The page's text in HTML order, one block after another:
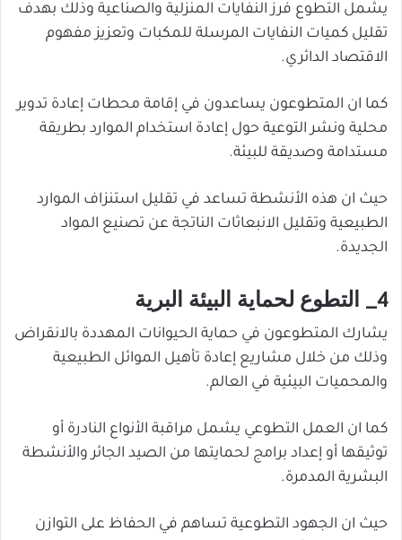
يشمل التطوع فرز النفايات المنزلية والصناعية وذلك بهدف
تقليل كميات النفايات المرسلة للمكبات وتعزيز مفهوم
الاقتصاد الدائري.
كما ان المتطوعون يساعدون في إقامة محطات إعادة تدوير
محلية ونشر التوعية حول إعادة استخدام الموارد بطريقة
مستدامة وصديقة للبيئة.
حيث ان هذه الأنشطة تساعد في تقليل استنزاف الموارد
الطبيعية وتقليل الانبعاثات الناتجة عن تصنيع المواد
الجديدة.
4_ التطوع لحماية البيئة البرية
يشارك المتطوعون في حماية الحيوانات المهددة بالانقراض
وذلك من خلال مشاريع إعادة تأهيل الموائل الطبيعية
والمحميات البيئية في العالم.
كما ان العمل التطوعي يشمل مراقبة الأنواع النادرة أو
توثيقها أو إعداد برامج لحمايتها من الصيد الجائر والأنشطة
البشرية المدمرة.
حيث ان الجهود التطوعية تساهم في الحفاظ على التوازن